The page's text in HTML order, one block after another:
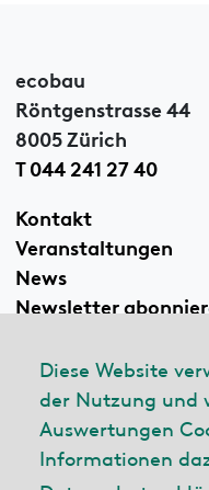
Diese Website
der Nutzung und
Auswertungen
Informationen
ecobau
Röntgenstrasse 44
8005 Zürich
T 044 241 27 40
Kontakt
Veranstaltungen
News
Newsletter
Linkedin